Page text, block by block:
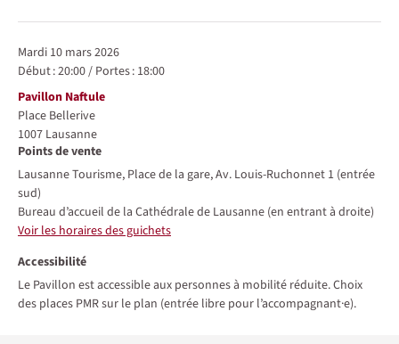
mardi 10 mars 2026
Début :20:00/ Portes : 18:00
Lieu
Pavillon Naftule
Place Bellerive
1007 Lausanne
Points de vente
Lausanne Tourisme, Place de la gare, Av. Louis-Ruchonnet 1 (entrée
sud)
Bureau d’accueil de la Cathédrale de Lausanne (en entrant à droite)
Voir les horaires des guichets
Accessibilité
Le Pavillon est accessible aux personnes à mobilité réduite. Choix
des places PMR sur le plan (entrée libre pour l’accompagnant·e).